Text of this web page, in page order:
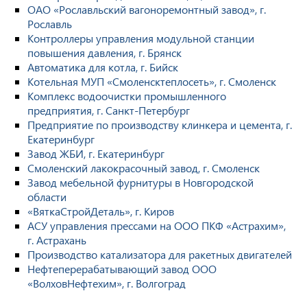
ОАО «Рославльский вагоноремонтный завод», г.
Рославль
Контроллеры управления модульной станции
повышения давления, г. Брянск
Автоматика для котла, г. Бийск
Котельная МУП «Смоленсктеплосеть», г. Смоленск
Комплекс водоочистки промышленного
предприятия, г. Санкт-Петербург
Предприятие по производству клинкера и цемента, г.
Екатеринбург
Завод ЖБИ, г. Екатеринбург
Смоленский лакокрасочный завод, г. Смоленск
Завод мебельной фурнитуры в Новгородской
области
«ВяткаСтройДеталь», г. Киров
АСУ управления прессами на ООО ПКФ «Астрахим»,
г. Астрахань
Производство катализатора для ракетных двигателей
Нефтеперерабатывающий завод ООО
«ВолховНефтехим», г. Волгоград